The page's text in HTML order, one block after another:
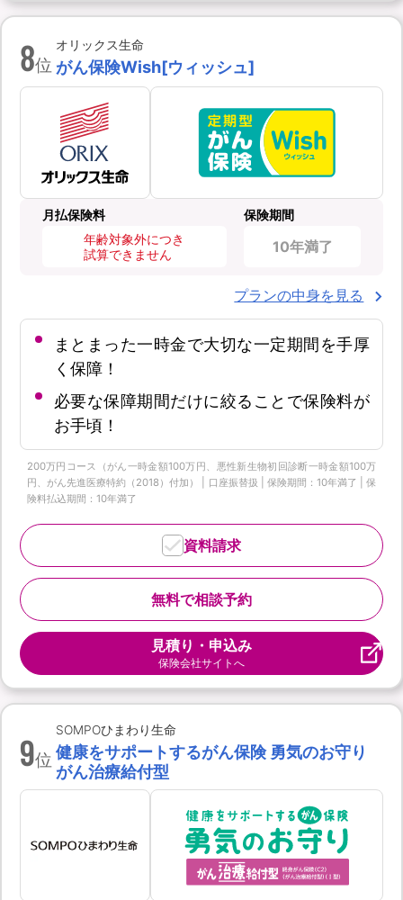
8位
オリックス生命
がん保険Wish[ウィッシュ]
月払保険料
年齢対象外につき
試算できません
保険期間
10年満了
プランの中身を見る
まとまった一時金で大切な一定期間を手厚
く保障！
必要な保障期間だけに絞ることで保険料が
お手頃！
200万円コース（がん一時金額100万円、悪性新生物初回診断一時金額100万
円、がん先進医療特約（2018）付加） | 口座振替扱 | 保険期間：10年満了 | 保
険料払込期間：10年満了
無料で相談予約
資料請求
見積り・申込み
保険会社サイトへ
9位
SOMPOひまわり生命
健康をサポートするがん保険 勇気のお守り
がん治療給付型